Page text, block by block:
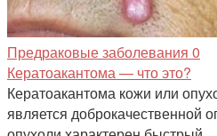
Предраковые заболевания 0
Кератоакантома — что это?
Кератоакантома кожи или
является доброкачественной